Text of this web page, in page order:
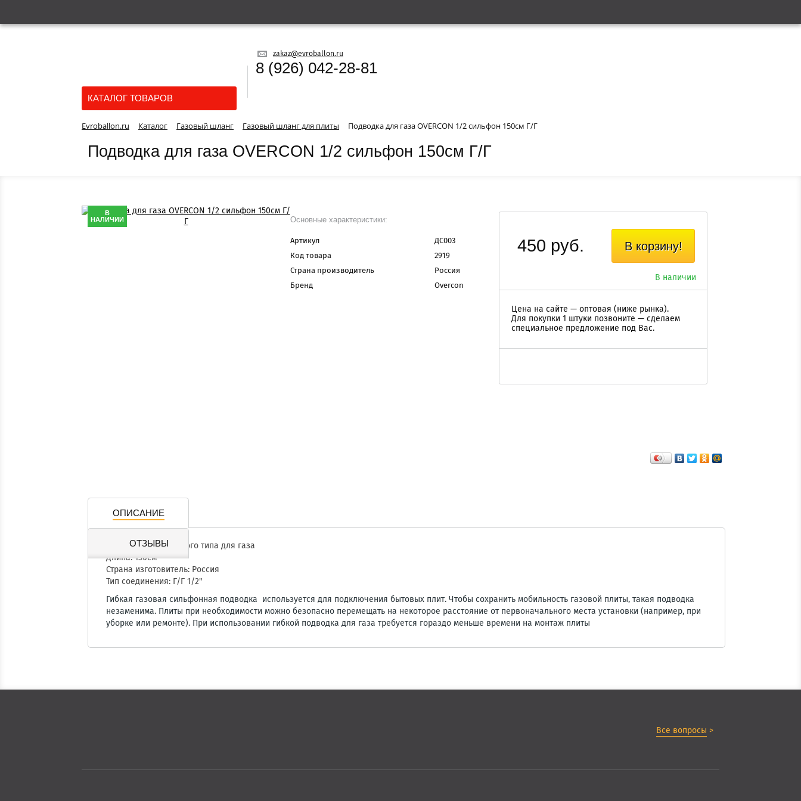
zakaz@evroballon.ru
8 (926) 042-28-81
КАТАЛОГ ТОВАРОВ
Evroballon.ru Каталог Газовый шланг Газовый шланг для плиты Подводка для газа OVERCON 1/2 сильфон 150см Г/Г
Подводка для газа OVERCON 1/2 сильфон 150см Г/Г
В
НАЛИЧИИ
Основные характеристики:
Артикул
ДС003
Код товара
2919
Страна производитель
Россия
Бренд
Overcon
В корзину!
В наличии
450 руб.
Цена на сайте — оптовая (ниже рынка).
Для покупки 1 штуки позвоните — сделаем
специальное предложение под Вас.
ОПИСАНИЕ
ОТЗЫВЫ
Подводка сильфонного типа для газа
Длина: 150см
Страна изготовитель: Россия
Тип соединения: Г/Г 1/2"
Гибкая газовая сильфонная подводка используется для подключения бытовых плит. Чтобы сохранить мобильность газовой плиты, такая подводка
незаменима. Плиты при необходимости можно безопасно перемещать на некоторое расстояние от первоначального места установки (например, при
уборке или ремонте). При использовании гибкой подводка для газа требуется гораздо меньше времени на монтаж плиты
Все вопросы >